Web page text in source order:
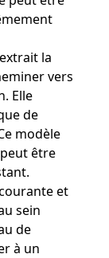
la
vers
Elle
de
modèle
être
et
sein
de
à un